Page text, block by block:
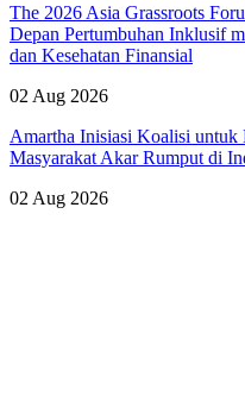
The 2026 Asia Grassroots
Depan Pertumbuhan Inklusif
dan Kesehatan Finansial
02 Aug 2026
Amartha Inisiasi Koalisi untuk
Masyarakat Akar Rumput di
02 Aug 2026